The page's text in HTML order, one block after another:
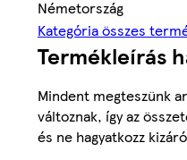
Németország
Kategória összes
Termékleírás
Mindent megteszünk
változnak, így az
és ne hagyatkozz